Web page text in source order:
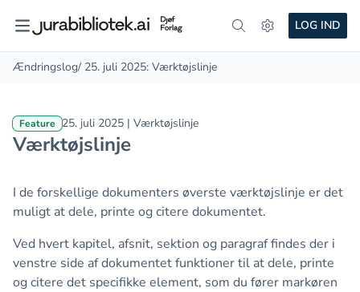
LOG IND
Ændringslog/ 25. juli 2025: Værktøjslinje
Feature 25. juli 2025 | Værktøjslinje
Værktøjslinje
I de forskellige dokumenters øverste værktøjslinje er det
muligt at dele, printe og citere dokumentet.
Ved hvert kapitel, afsnit, sektion og paragraf findes der i
venstre side af dokumentet funktioner til at dele, printe
og citere det specifikke element, som du fører markøren